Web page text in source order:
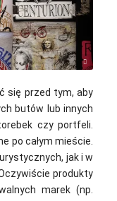
Skitterphoto / pixabay
się przed tym, aby
butów lub innych
czy portfeli.
po całym mieście.
jak i w
produkty
marek (np.